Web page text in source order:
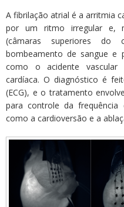
A fibrilação atrial é a arritmia
por um ritmo irregular e,
(câmaras superiores
bombeamento de sangue e
como o acidente vascular
cardíaca. O diagnóstico é
(ECG), e o tratamento
para controle da frequência
como a cardioversão e a